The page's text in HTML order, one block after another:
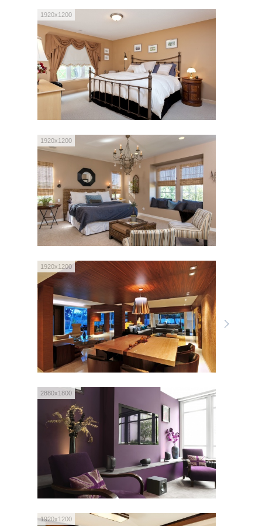
1920x1200
1920x1200
1920x1200
2880x1800
1920x1200